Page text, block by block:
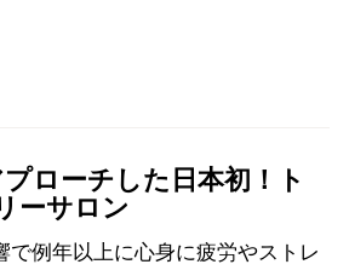
ローチした日本初！ト
ーサロン
で例年以上に心身に疲労やストレ